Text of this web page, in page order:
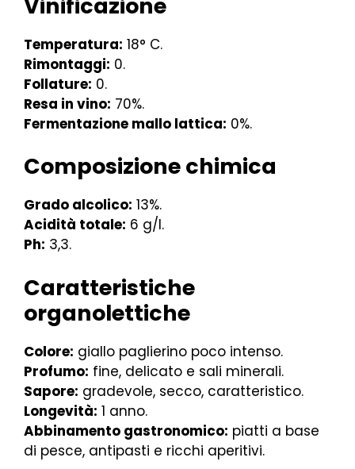
Temperatura: 18° C.
Rimontaggi: 0.
Follature: 0.
Resa in vino: 70%.
Fermentazione mallo lattica: 0%.
Composizione chimica
Grado alcolico: 13%.
Acidità totale: 6 g/l.
Ph: 3,3.
Caratteristiche
organolettiche
Colore: giallo paglierino poco intenso.
Profumo: fine, delicato e sali minerali.
Sapore: gradevole, secco, caratteristico.
Longevità: 1 anno.
Abbinamento gastronomico: piatti a base
di pesce, antipasti e ricchi aperitivi.